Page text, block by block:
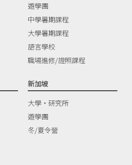
遊學團
中學暑期課程
大學暑期課程
語言學校
職場進修/證照課程
新加坡
大學‧研究所
遊學團
冬/夏令營